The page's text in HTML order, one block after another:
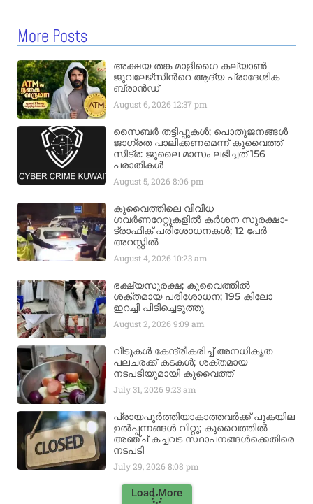
More Posts
അക്ഷയ തങ്ക മാളിഗൈ കല്യാണ്‍
ജുവലേഴ്‌സിന്‍റെ ആദ്യ പ്രാദേശിക
ബ്രാന്‍ഡ്
August 6, 2026 12:37 pm
സൈബർ തട്ടിപ്പുകൾ; പൊതുജനങ്ങൾ
ജാഗ്രത പാലിക്കണമെന്ന് കുവൈത്ത്
സിട്ര: ജൂലൈ മാസം ലഭിച്ചത് 156
പരാതികൾ
August 5, 20268:06 pm
കുവൈത്തിലെ വിവിധ
ഗവർണറേറ്റുകളിൽ കർശന സുരക്ഷാ-
ട്രാഫിക് പരിശോധനകൾ; 12 പേർ
അറസ്റ്റിൽ
August 4, 2026 10:23 am
ഭക്ഷ്യസുരക്ഷ; കുവൈത്തിൽ
ശക്തമായ പരിശോധന; 195 കിലോ
ഇറച്ചി പിടിച്ചെടുത്തു
August 2, 20269:09 am
വീടുകൾ കേന്ദ്രീകരിച്ച് അനധികൃത
പലചരക്ക് കടകൾ; ശക്തമായ
നടപടിയുമായി കുവൈത്ത്
July 31, 20269:23 am
പ്രായപൂർത്തിയാകാത്തവർക്ക് പുകയില
ഉൽപ്പന്നങ്ങൾ വിറ്റു; കുവൈത്തിൽ
അഞ്ച് കച്ചവട സ്ഥാപനങ്ങൾക്കെതിരെ
നടപടി
July 29, 20268:08 pm
Load More